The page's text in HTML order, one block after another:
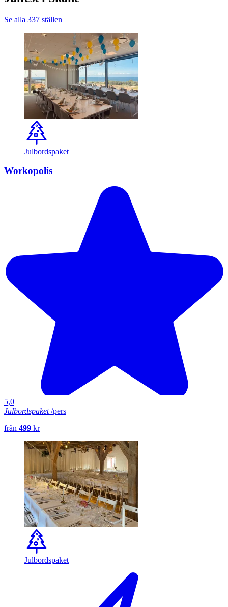
Se alla 337 ställen
Julbordspaket
Workopolis
5,0
Julbordspaket/pers
från 499 kr
Julbordspaket